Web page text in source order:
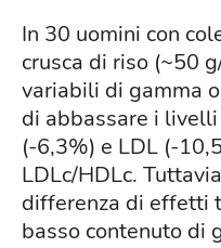
In 30 uomini con
crusca di riso (~50
variabili di gamma
di abbassare i
(-6,3%) e LDL (-
LDLc/HDLc.
differenza di effetti
basso contenuto di